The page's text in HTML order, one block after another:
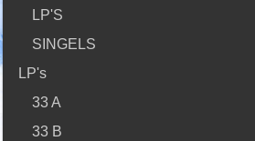
LP'S
SINGELS
LP's
33 A
33 B